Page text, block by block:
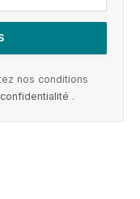
nos conditions
.